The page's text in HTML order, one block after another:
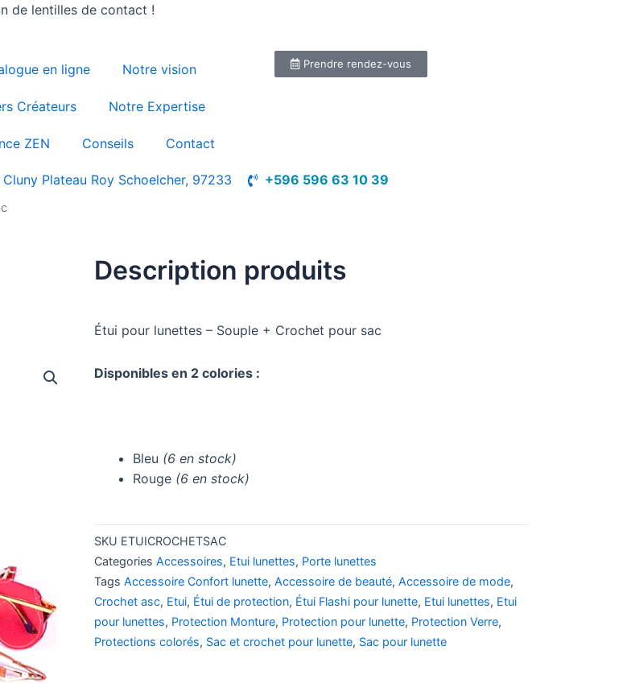
de lentilles de contact !
en ligne Notre vision
Créateurs Notre Expertise
ZEN Conseils Contact
Prendre rendez-vous
Plateau Roy Schoelcher, 97233 +596 596 63 10 39
Description produits
Étui pour lunettes – Souple + Crochet pour sac
Disponibles en 2 colories :
Bleu (6 en stock)
Rouge (6 en stock)
SKU ETUICROCHETSAC
Categories Accessoires, Etui lunettes, Porte lunettes
Tags Accessoire Confort lunette, Accessoire de beauté, Accessoire de mode,
Crochet asc, Etui, Étui de protection, Étui Flashi pour lunette, Etui lunettes, Etui
pour lunettes, Protection Monture, Protection pour lunette, Protection Verre,
Protections colorés, Sac et crochet pour lunette, Sac pour lunette